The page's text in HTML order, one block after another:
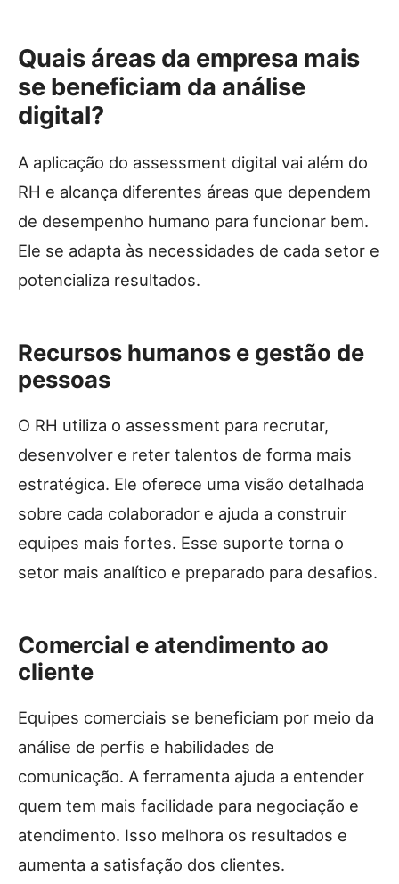
Quais áreas da empresa mais
se beneficiam da análise
digital?
A aplicação do assessment digital vai além do
RH e alcança diferentes áreas que dependem
de desempenho humano para funcionar bem.
Ele se adapta às necessidades de cada setor e
potencializa resultados.
Recursos humanos e gestão de
pessoas
O RH utiliza o assessment para recrutar,
desenvolver e reter talentos de forma mais
estratégica. Ele oferece uma visão detalhada
sobre cada colaborador e ajuda a construir
equipes mais fortes. Esse suporte torna o
setor mais analítico e preparado para desafios.
Comercial e atendimento ao
cliente
Equipes comerciais se beneficiam por meio da
análise de perfis e habilidades de
comunicação. A ferramenta ajuda a entender
quem tem mais facilidade para negociação e
atendimento. Isso melhora os resultados e
aumenta a satisfação dos clientes.